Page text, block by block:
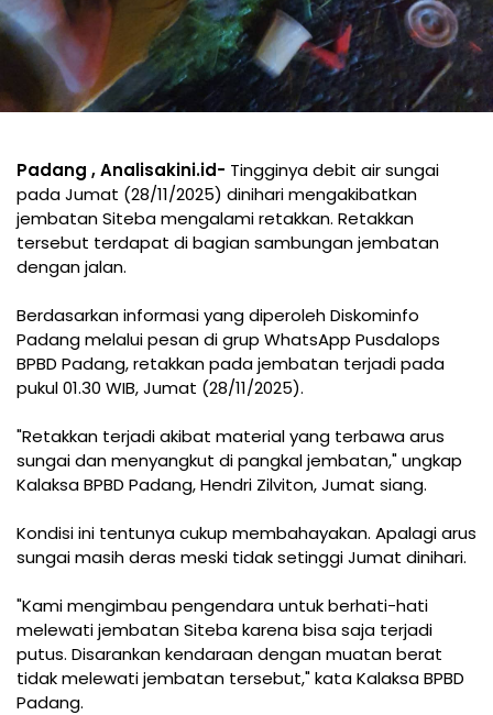
Padang , Analisakini.id- Tingginya debit air sungai
pada Jumat (28/11/2025) dinihari mengakibatkan
jembatan Siteba mengalami retakkan. Retakkan
tersebut terdapat di bagian sambungan jembatan
dengan jalan.
Berdasarkan informasi yang diperoleh Diskominfo
Padang melalui pesan di grup WhatsApp Pusdalops
BPBD Padang, retakkan pada jembatan terjadi pada
pukul 01.30 WIB, Jumat (28/11/2025).
"Retakkan terjadi akibat material yang terbawa arus
sungai dan menyangkut di pangkal jembatan," ungkap
Kalaksa BPBD Padang, Hendri Zilviton, Jumat siang.
Kondisi ini tentunya cukup membahayakan. Apalagi arus
sungai masih deras meski tidak setinggi Jumat dinihari.
"Kami mengimbau pengendara untuk berhati-hati
melewati jembatan Siteba karena bisa saja terjadi
putus. Disarankan kendaraan dengan muatan berat
tidak melewati jembatan tersebut," kata Kalaksa BPBD
Padang.